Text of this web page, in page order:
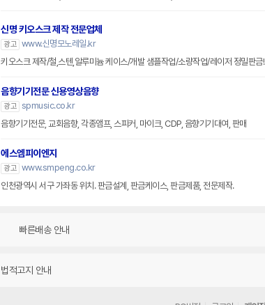
신명 키오스크 제작 전문업체
광고 www.신명모노레일.kr
키오스크 제작/철,스텐,알루미늄 케이스/개발 샘플작업/소량작업/레이저 정밀판금!
음향기기전문 신용영상음향
광고 spmusic.co.kr
음향기기전문, 교회음향, 각종앰프, 스피커, 마이크, CDP, 음향기기대여, 판매
에스엠피이엔지
광고 www.smpeng.co.kr
인천광역시 서구 가좌동 위치. 판금설계, 판금케이스, 판금제품, 전문제작.
빠른배송 안내
법적고지 안내